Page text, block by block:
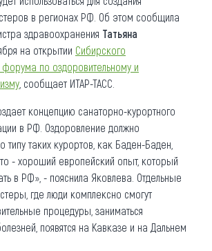
в регионах РФ. Об этом сообщила
здравоохранения Татьяна
на открытии Сибирского
по оздоровительному и
, сообщает ИТАР-ТАСС.
концепцию санаторно-курортного
в РФ. Оздоровление должно
типу таких курортов, как Баден-Баден,
- хороший европейский опыт, который
в РФ», - пояснила Яковлева. Отдельные
где люди комплексно смогут
процедуры, заниматься
появятся на Кавказе и на Дальнем